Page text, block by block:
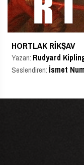
HORTLAK RIKŞAV
Yazan: Rudyard
Seslendiren:İsmet